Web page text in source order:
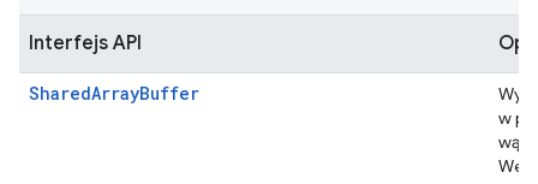
Interfejs API
SharedArrayBuffer
w